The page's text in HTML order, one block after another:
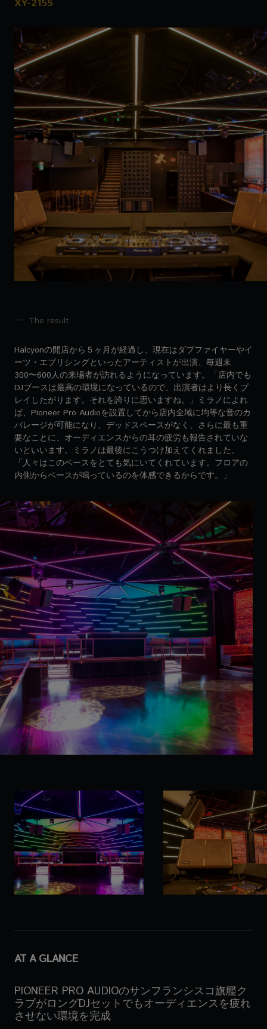
XY-215S
The result
Halcyonの開店から５ヶ月が経過し、現在はダブファイヤーやイ
ーツ・エブリシングといったアーティストが出演、毎週末
300〜600人の来場者が訪れるようになっています。「店内でも
DJブースは最高の環境になっているので、出演者はより長くプ
レイしたがります。それを誇りに思いますね。」ミラノによれ
ば、Pioneer Pro Audioを設置してから店内全域に均等な音のカ
バレージが可能になり、デッドスペースがなく、さらに最も重
要なことに、オーディエンスからの耳の疲労も報告されていな
いといいます。ミラノは最後にこうつけ加えてくれました。
「人々はこのベースをとても気にいてくれています。フロアの
内側からベースが鳴っているのを体感できるからです。」
AT A GLANCE
PIONEER PRO AUDIOのサンフランシスコ旗艦ク
ラブがロングDJセットでもオーディエンスを疲れ
させない環境を完成